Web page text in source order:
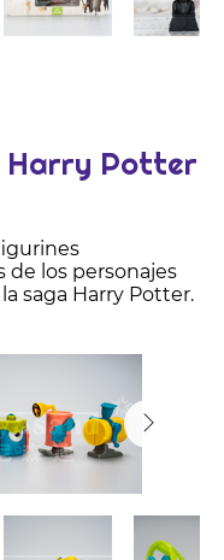
Harry Potter
de los personajes
saga Harry Potter.